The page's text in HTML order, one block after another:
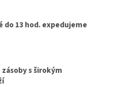
do 13 hod. expedujeme
s širokým